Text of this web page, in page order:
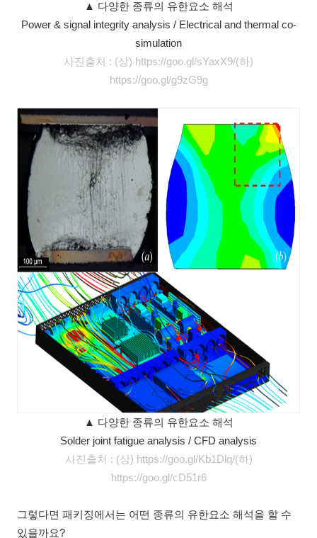
▲ 다양한 종류의 유한요소 해석
Power & signal integrity analysis / Electrical and thermal co-
simulation
사진출처 : (상) https://goo.gl/sYaxX9/(하)
https://goo.gl/g9zG9g
▲ 다양한 종류의 유한요소 해석
Solder joint fatigue analysis / CFD analysis
사진출처 : (상) https://goo.gl/Kb1Dlq/(하)
https://goo.gl/cD51r6
그렇다면 패키징에서는 어떤 종류의 유한요소 해석을 할 수
있을까요?